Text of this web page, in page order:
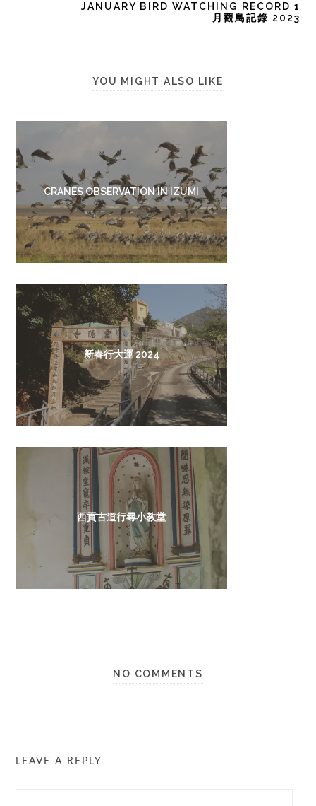
JANUARY BIRD WATCHING RECORD 1
月觀鳥記錄 2023
YOU MIGHT ALSO LIKE
CRANES OBSERVATION IN IZUMI
新春行大運 2024
西貢古道行尋小教堂
NO COMMENTS
LEAVE A REPLY